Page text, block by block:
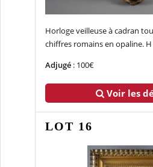
Horloge veilleuse à cadran
chiffres romains en opaline. H
Adjugé: 100€
Voir les
LOT 16